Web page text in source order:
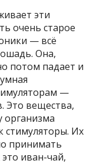
эти
очень старое
— всё
Она,
потом падает и
—
Это вещества,
стимуляторы. Их
принимать
иван-чай,